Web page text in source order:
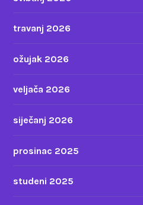
travanj 2026
ožujak 2026
veljača 2026
siječanj 2026
prosinac 2025
studeni 2025